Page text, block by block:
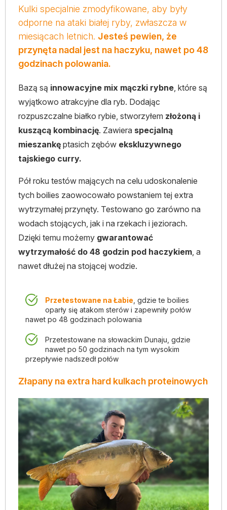
Kulki specjalnie zmodyfikowane, aby były
odporne na ataki białej ryby, zwłaszcza w
miesiącach letnich. Jesteś pewien, że
przynęta nadal jest na haczyku, nawet po 48
godzinach polowania.
Bazą są innowacyjne mix mączki rybne, które są
wyjątkowo atrakcyjne dla ryb. Dodając
rozpuszczalne białko rybie, stworzyłem złożoną i
kuszącą kombinację. Zawiera specjalną
mieszankę ptasich zębów ekskluzywnego
tajskiego curry.
Pół roku testów mających na celu udoskonalenie
tych boilies zaowocowało powstaniem tej extra
wytrzymałej przynęty. Testowano go zarówno na
wodach stojących, jak i na rzekach i jeziorach.
Dzięki temu możemy gwarantować
wytrzymałość do 48 godzin pod haczykiem, a
nawet dłużej na stojącej wodzie.
Przetestowane na Łabie , gdzie te boilies
oparły się atakom sterów i zapewniły połów
nawet po 48 godzinach polowania
Przetestowane na słowackim Dunaju, gdzie
nawet po 50 godzinach na tym wysokim
przepływie nadszedł połów
Złapany na extra hard kulkach proteinowych